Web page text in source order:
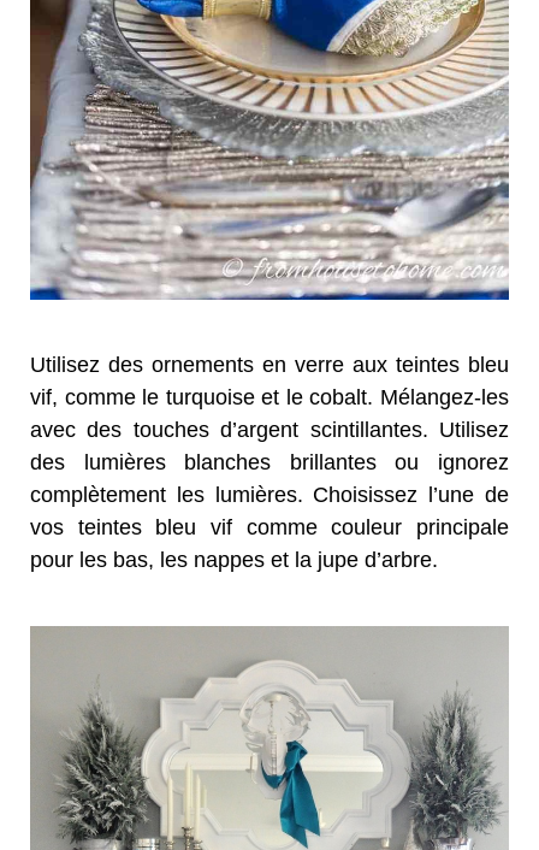
Utilisez des ornements en verre aux teintes bleu
vif, comme le turquoise et le cobalt. Mélangez-les
avec des touches d’argent scintillantes. Utilisez
des lumières blanches brillantes ou ignorez
complètement les lumières. Choisissez l’une de
vos teintes bleu vif comme couleur principale
pour les bas, les nappes et la jupe d’arbre.